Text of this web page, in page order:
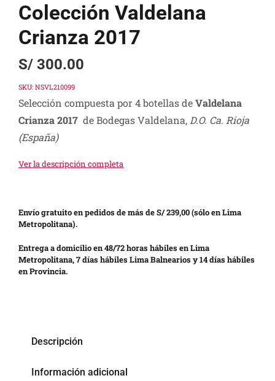
Colección Valdelana
Crianza 2017
S/300.00
SKU: NSVL210099
Selección compuesta por 4 botellas deValdelana
Crianza 2017de Bodegas Valdelana, D.O. Ca. Rioja
(España)
Ver la descripción completa
Envío gratuito en pedidos de más de S/ 239,00 (sólo en Lima
Metropolitana).
Entrega a domicilio en 48/72 horas hábiles en Lima
Metropolitana, 7 días hábiles Lima Balnearios y 14 días hábiles
en Provincia.
Descripción
Información adicional